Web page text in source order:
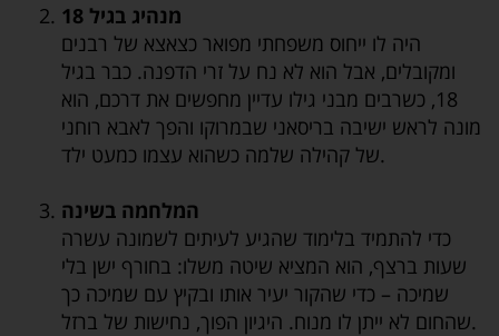
מנהיג בגיל 18
היה לו ייחוס משפחתי מפואר כצאצא של רבנים
ומקובלים, אבל הוא לא נח על זרי הדפנה. כבר בגיל
18, כשרבים מבני גילו עדיין מחפשים את דרכם, הוא
מונה לראש ישיבה בריסאני שבמרוקו והפך לאבא רוחני
של קהילה שלמה כשהוא עצמו כמעט ילד.
המלחמה בשינה
כדי להתמיד בלימוד שהגיע לעיתים לשמונה עשרה
שעות ברצף, הוא המציא שיטה משלו: בחורף ישן בלי
שמיכה – כדי שהקור יעיר אותו ובקיץ עם שמיכה כך
שהחום לא ייתן לו מנוח. היגיון הפוך, נחישות של ברזל.